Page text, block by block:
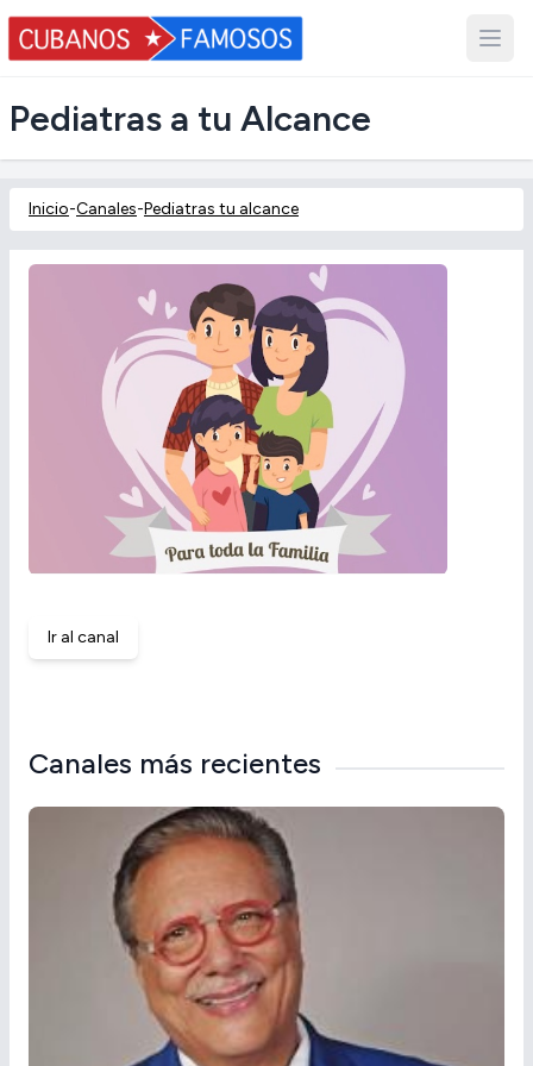
Pediatras a tu Alcance
Inicio-Canales-Pediatras tu alcance
Ir al canal
Canales más recientes